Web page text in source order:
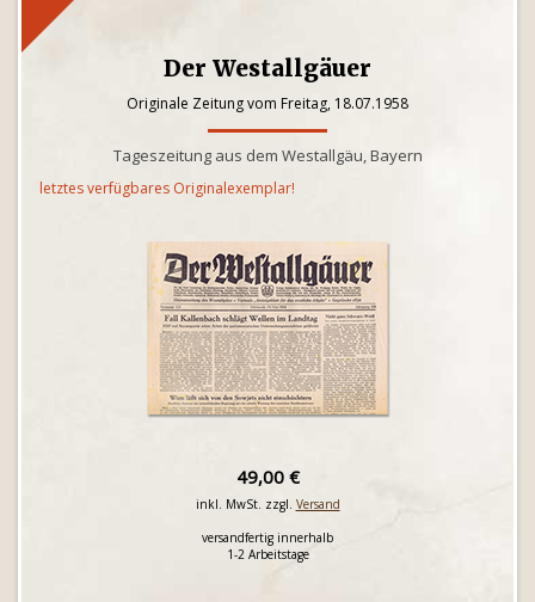
Der Westallgäuer
Originale Zeitung vom Freitag, 18.07.1958
Tageszeitung aus dem Westallgäu, Bayern
letztes verfügbares Originalexemplar!
49,00 €
inkl. MwSt. zzgl. Versand
versandfertig innerhalb
1-2 Arbeitstage